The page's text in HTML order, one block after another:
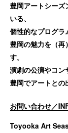
豊岡アートシーズ
いる、
個性的なプログラ
豊岡の魅力を（再
す。
演劇の公演やコン
豊岡でアートとの
お問い合わせ／
Toyooka Art